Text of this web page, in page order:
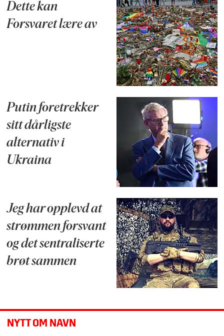
Dette kan
Forsvaret lære av
Putin foretrekker
sitt dårligste
alternativ i
Ukraina
Jeg har opplevd at
strømmen forsvant
og det sentraliserte
brøt sammen
NYTT OM NAVN